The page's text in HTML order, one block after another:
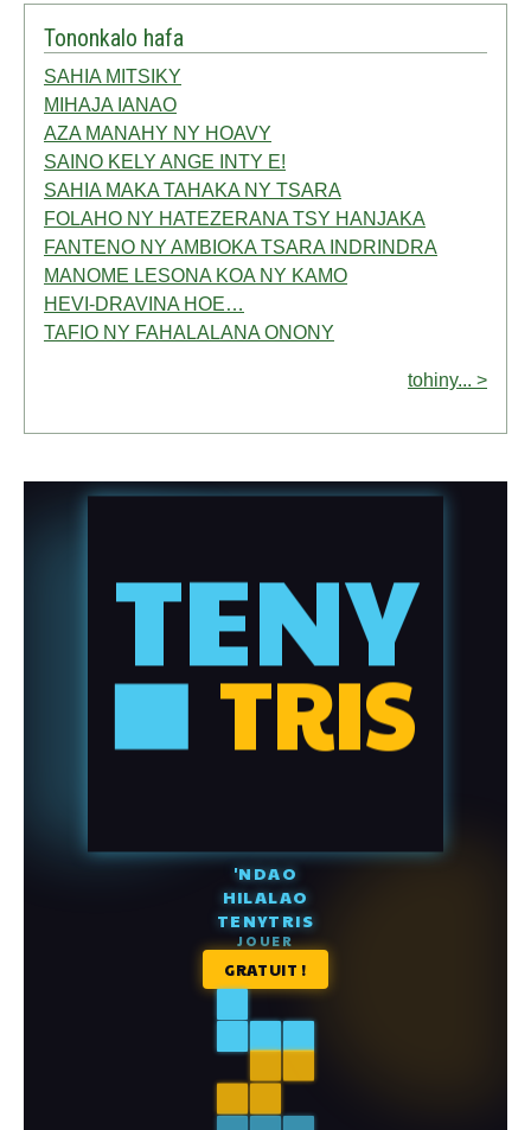
Tononkalo hafa
SAHIA MITSIKY
MIHAJA IANAO
AZA MANAHY NY HOAVY
SAINO KELY ANGE INTY E!
SAHIA MAKA TAHAKA NY TSARA
FOLAHO NY HATEZERANA TSY HANJAKA
FANTENO NY AMBIOKA TSARA INDRINDRA
MANOME LESONA KOA NY KAMO
HEVI-DRAVINA HOE…
TAFIO NY FAHALALANA ONONY
tohiny... >